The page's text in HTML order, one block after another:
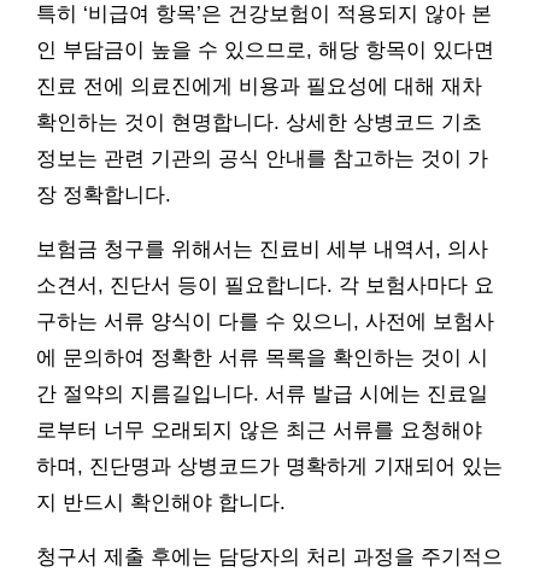
특히 ‘비급여 항목’은 건강보험이 적용되지 않아 본
인 부담금이 높을 수 있으므로, 해당 항목이 있다면
진료 전에 의료진에게 비용과 필요성에 대해 재차
확인하는 것이 현명합니다. 상세한 상병코드 기초
정보는 관련 기관의 공식 안내를 참고하는 것이 가
장 정확합니다.
보험금 청구를 위해서는 진료비 세부 내역서, 의사
소견서, 진단서 등이 필요합니다. 각 보험사마다 요
구하는 서류 양식이 다를 수 있으니, 사전에 보험사
에 문의하여 정확한 서류 목록을 확인하는 것이 시
간 절약의 지름길입니다. 서류 발급 시에는 진료일
로부터 너무 오래되지 않은 최근 서류를 요청해야
하며, 진단명과 상병코드가 명확하게 기재되어 있는
지 반드시 확인해야 합니다.
청구서 제출 후에는 담당자의 처리 과정을 주기적으